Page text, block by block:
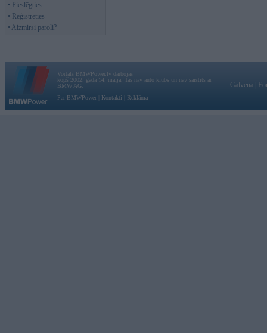
• Pieslēgties
• Reģistrēties
• Aizmirsi paroli?
Vortāls BMWPower.lv darbojas
kopš 2002. gada 14. maija. Tas nav auto klubs un nav saistīts ar
BMW AG.
Par BMWPower
Kontakti Reklāma
Galvena